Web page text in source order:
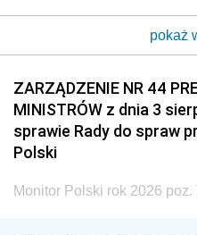
2017 2016
2014 2013
2011 2010
2008 2007
2005
pokaż
ZARZĄDZENIE NR 44
MINISTRÓW z dnia 3
sprawie Rady do spraw
Polski
Monitor Polski rok 2026 poz.